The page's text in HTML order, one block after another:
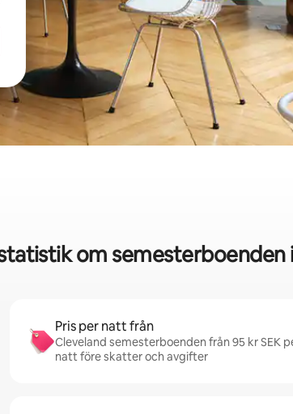
om semesterboenden
Pris per natt från
Cleveland semesterboenden från 95 kr SEK
natt före skatter och avgifter